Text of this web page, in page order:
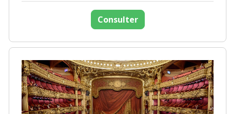
Consulter